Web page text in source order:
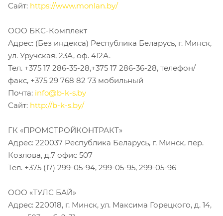
Сайт: https://www.monlan.by/
ООО БКС-Комплект
Адрес: (Без индекса) Республика Беларусь, г. Минск,
ул. Уручская, 23А, оф. 412А.
Тел. +375 17 286-35-28,+375 17 286-36-28, телефон/
факс, +375 29 768 82 73 мобильный
Почта: info@b-k-s.by
Сайт: http://b-k-s.by/
ГК «ПРОМСТРОЙКОНТРАКТ»
Адрес: 220037 Республика Беларусь, г. Минск, пер.
Козлова, д.7 офис 507
Тел. +375 (17) 299-05-94, 299-05-95, 299-05-96
ООО «ТУЛС БАЙ»
Адрес: 220018, г. Минск, ул. Максима Горецкого, д. 14,